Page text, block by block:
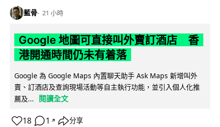
藍骨 21 小時
Google 地圖可直接叫外賣訂酒店 香
港開通時間仍未有着落
Google 為 Google Maps 內置聊天助手 Ask Maps 新增叫外
賣、訂酒店及查詢現場活動等自主執行功能，並引入個人化推
薦及...
閱讀全文
18 1 ↗ 分享